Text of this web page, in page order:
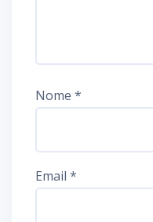
Nome *
Email *